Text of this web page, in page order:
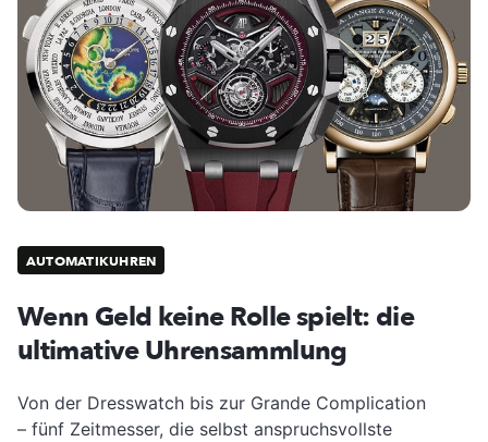
AUTOMATIKUHREN
Wenn Geld keine Rolle spielt: die
ultimative Uhrensammlung
Von der Dresswatch bis zur Grande Complication
– fünf Zeitmesser, die selbst anspruchsvollste